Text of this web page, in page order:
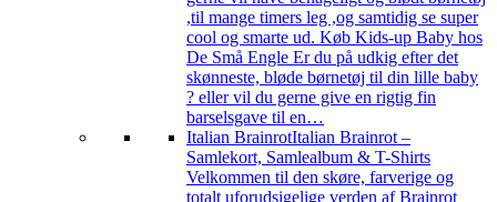
,til mange timers leg ,og samtidig se super
cool og smarte ud. Køb Kids-up Baby hos
De Små Engle Er du på udkig efter det
skønneste, bløde børnetøj til din lille baby
? eller vil du gerne give en rigtig fin
barselsgave til en…
Italian BrainrotItalian Brainrot –
Samlekort, Samlealbum & T-Shirts
Velkommen til den skøre, farverige og
totalt uforudsigelige verden af Brainrot